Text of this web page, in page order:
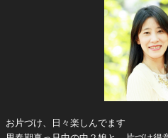
お片づけ、日々楽しんでます